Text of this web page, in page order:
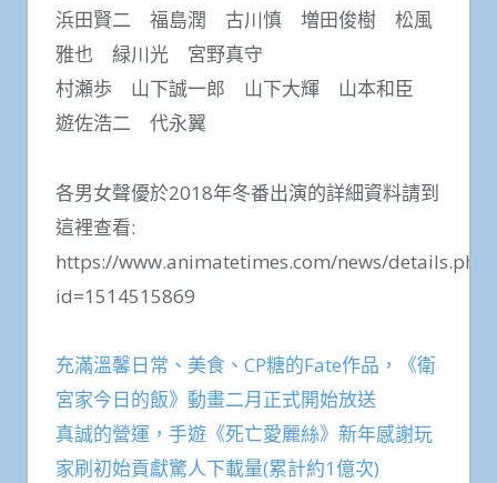
浜田賢二 福島潤 古川慎 増田俊樹 松風
雅也 緑川光 宮野真守
村瀬歩 山下誠一郎 山下大輝 山本和臣
遊佐浩二 代永翼
各男女聲優於2018年冬番出演的詳細資料請到
這裡查看:
https://www.animatetimes.com/news/details.php?
id=1514515869
充滿溫馨日常、美食、CP糖的Fate作品，《衛
宮家今日的飯》動畫二月正式開始放送
真誠的營運，手遊《死亡愛麗絲》新年感謝玩
家刷初始貢獻驚人下載量(累計約1億次)